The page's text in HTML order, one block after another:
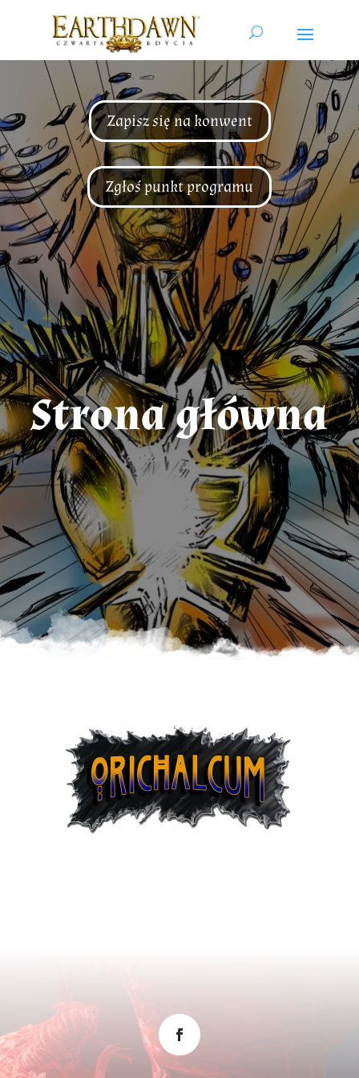
Zapisz się na konwent
Zgłoś punkt programu
Strona główna